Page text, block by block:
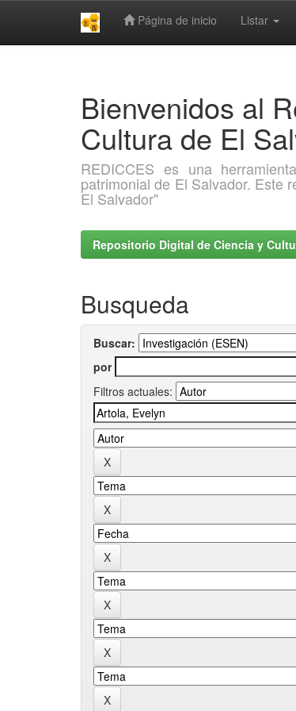
Página de inicio Listar
Bienvenidos al
Cultura de El
REDICCES es una
patrimonial de El Salvador. Este
El Salvador"
Repositorio Digital de Ciencia y
Busqueda
Buscar:
por
Filtros actuales: